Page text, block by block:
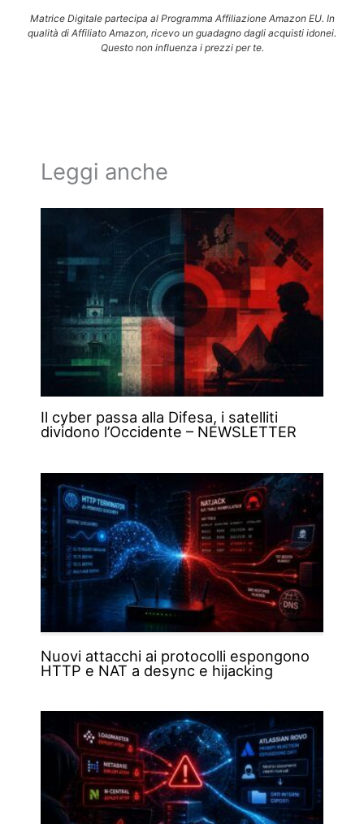
Matrice Digitale partecipa al Programma Affiliazione Amazon EU. In
qualità di Affiliato Amazon, ricevo un guadagno dagli acquisti idonei.
Questo non influenza i prezzi per te.
Leggi anche
Il cyber passa alla Difesa, i satelliti
dividono l’Occidente – NEWSLETTER
Nuovi attacchi ai protocolli espongono
HTTP e NAT a desync e hijacking